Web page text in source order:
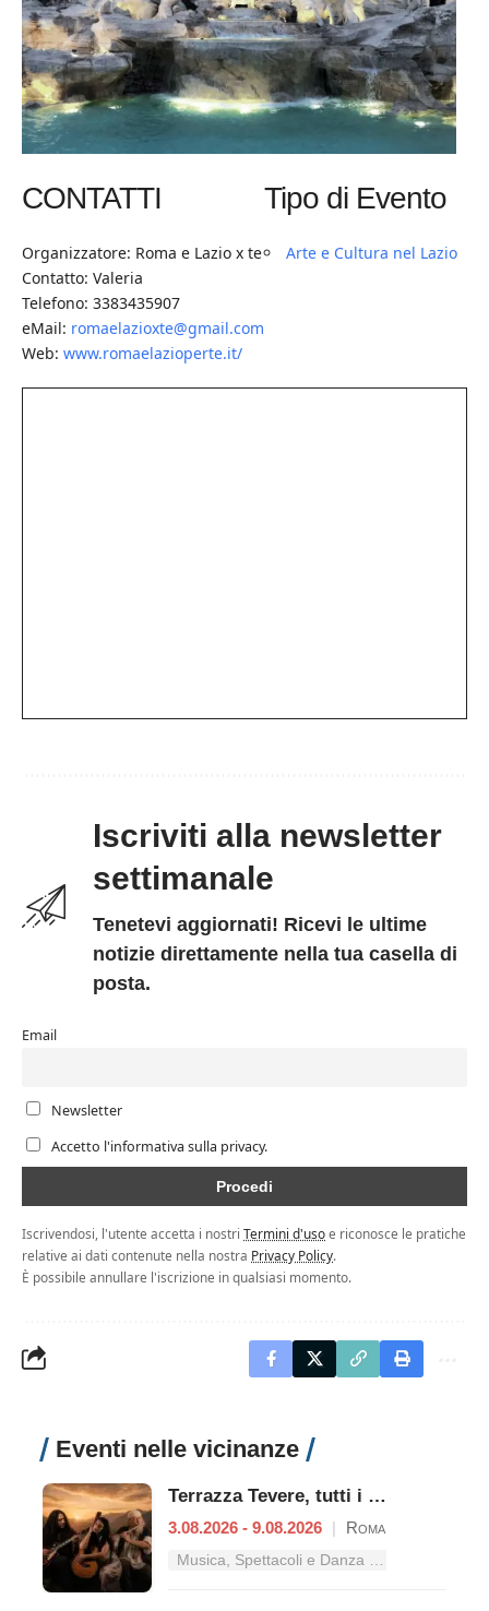
CONTATTI
Organizzatore: Roma e Lazio x te
Contatto: Valeria
Telefono: 3383435907
eMail: romaelazioxte@gmail.com
Web: www.romaelazioperte.it/
Tipo di Evento
Arte e Cultura nel Lazio
Iscriviti alla newsletter
settimanale
Tenetevi aggiornati! Ricevi le ultime
notizie direttamente nella tua casella di
posta.
Email
Newsletter
Accetto l'informativa sulla privacy.
Iscrivendosi, l'utente accetta i nostri Termini d'usoe riconosce le pratiche
relative ai dati contenute nella nostra Privacy Policy.
È possibile annullare l'iscrizione in qualsiasi momento.
Eventi nelle vicinanze
Terrazza Tevere, tutti i concerti dal 3 al 9 agosto
3.08.2026 - 9.08.2026 | Roma